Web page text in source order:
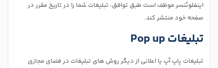
اینفلوئنسر موظف است طبق توافق، تبلیغات شما را در تاریخ مقرر در
صفحه خود منتشر کند.
تبلیغات Pop up
تبلیغات پاپ آپ یا اعلانی از دیگر روش های تبلیغات در فضای مجازی